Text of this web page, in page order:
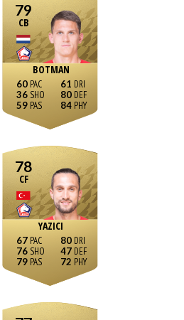
79
CB
BOTMAN
60
36
59
61
80
84
78
CF
YAZICI
67
76
79
80
47
72